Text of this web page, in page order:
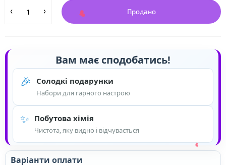
Продано
Вам має сподобатись!
🎉 Солодкі подарунки
Набори для гарного настрою
✨ Побутова хімія
Чистота, яку видно і відчувається
Варіанти оплати
❤
❤